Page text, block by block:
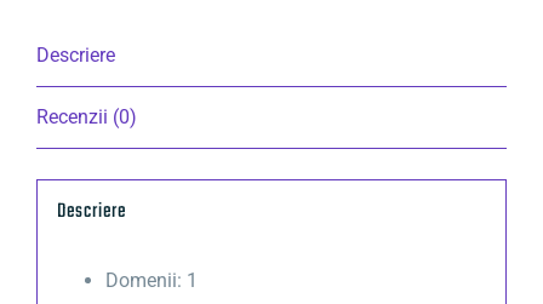
Descriere
Recenzii (0)
Descriere
Domenii: 1